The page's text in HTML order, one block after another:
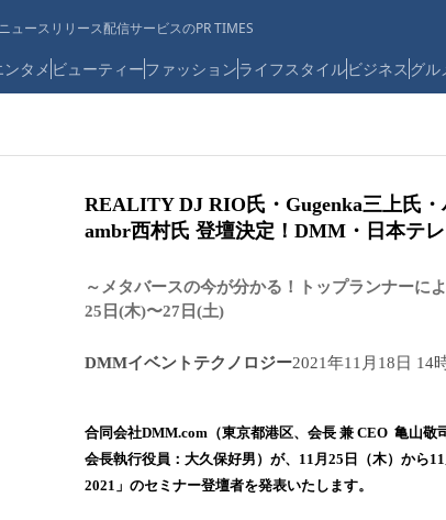
ュースリリース配信サービスのPR TIMES
ンタメ ビューティーファッションライフスタイルビジネス グル
REALITY DJ RIO氏・Gugenka三上氏
ambr西村氏 登壇決定！DMM・日本テ
～メタバースの今が分かる！トップランナーに
25日(木)〜27日(土)
DMMイベントテクノロジー2021年11月18日 14
合同会社DMM.com（東京都港区、会長 兼 CEO 亀山
会長執行役員：大久保好男）が、11月25日（木）から
2021」のセミナー登壇者を発表いたします。